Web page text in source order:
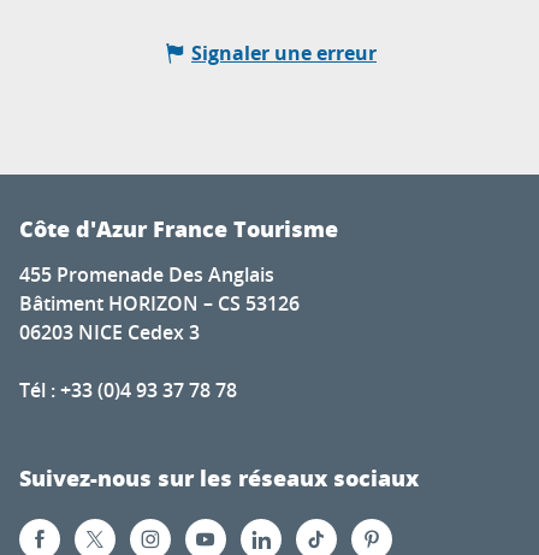
Signaler une erreur
Côte d'Azur France Tourisme
455 Promenade Des Anglais
Bâtiment HORIZON – CS 53126
06203 NICE Cedex 3
Tél : +33 (0)4 93 37 78 78
Suivez-nous sur les réseaux sociaux